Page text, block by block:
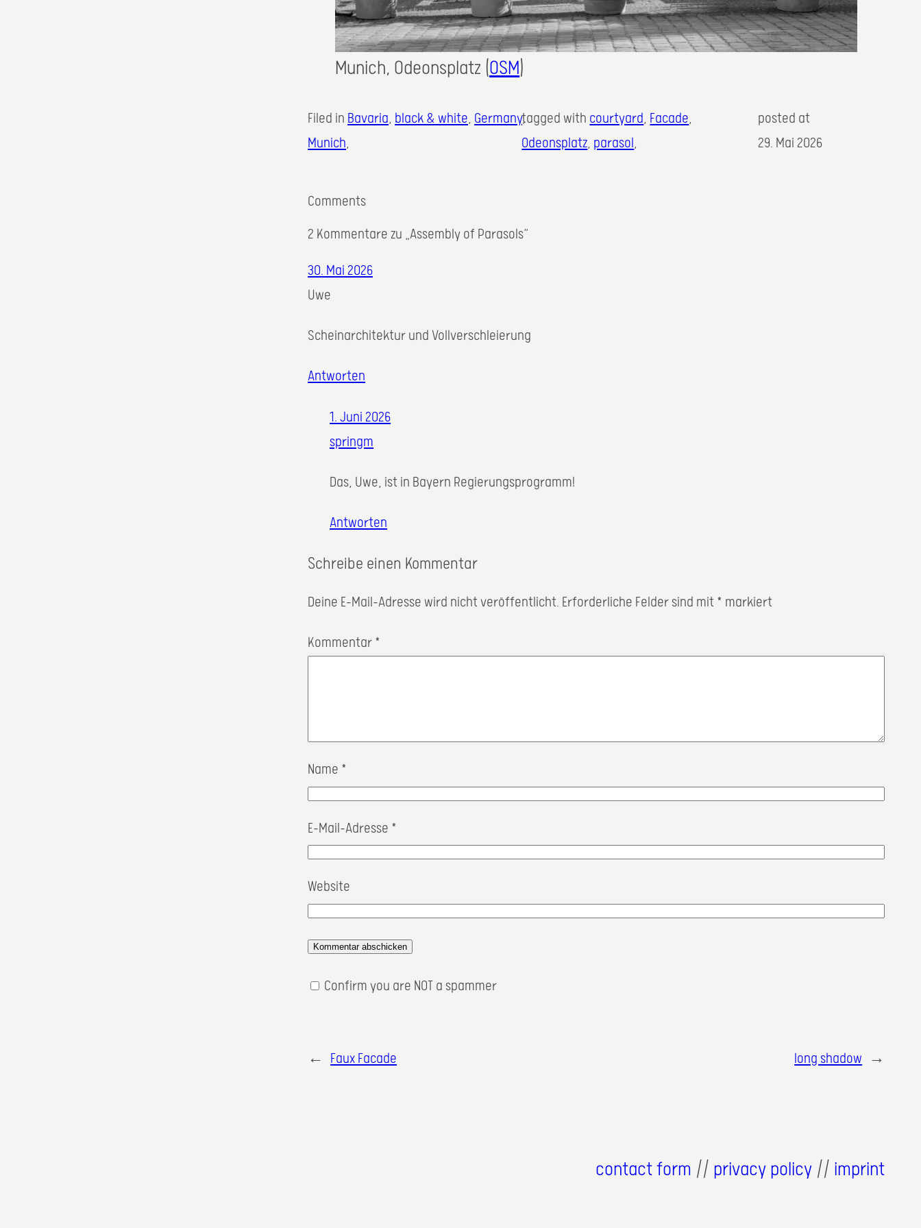
Munich, Odeonsplatz (OSM)
Filed in Bavaria, black & white, Germany ,
Munich,
tagged with courtyard, Facade
Odeonsplatz, parasol,
posted at
29. Mai 2026
Comments
2 Kommentare zu „Assembly of Parasols“
30. Mai 2026
Uwe
Scheinarchitektur und Vollverschleierung
Antworten
1. Juni 2026
springm
Das, Uwe, ist in Bayern Regierungsprogramm!
Antworten
Schreibe einen Kommentar
Deine E-Mail-Adresse wird nicht veröffentlicht. Erforderliche Felder sind mit * markiert
Kommentar *
Name *
E-Mail-Adresse *
Website
Confirm you are NOT a spammer
← Faux Facade long shadow →
contact form // privacy policy // imprint